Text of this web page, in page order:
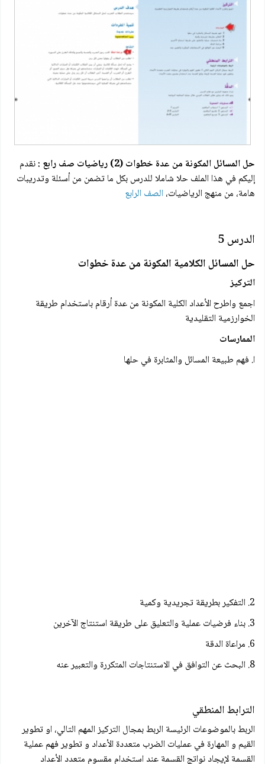
حل المسائل المكونة من عدة خطوات (2) رياضيات صف رابع :
نقدم
إليكم في هذا الملف حلا شاملا للدرس بكل ما تضمن من أسئلة وتدريبات
هامة، من منهج الرياضيات، الصف الرابع
الدرس 5
حل المسائل الكلامية المكونة من عدة خطوات
التركيز
اجمع واطرح الأعداد الكلية المكونة من عدة أرقام باستخدام طريقة
الخوارزمية التقليدية
الممارسات
ا. فهم طبيعة المسائل والمثابرة في حلها
2. التفكير بطريقة تجريدية وكمية
3. بناء فرضیات عملية والتعليق على طريقة استنتاج الآخرين
6. مراعاة الدقة
8. البحث عن التوافق في الاستنتاجات المتكررة والتعبير عنه
الترابط المنطقي
الربط بالموضوعات الرئيسة الربط بمجال التركيز المهم التالي، او تطوير
القيم و المهارة في عمليات الضرب متعددة الأعداد و تطوير فهم عملية
القسمة لإيجاد نواتج القسمة عند استخدام مقسوم متعدد الأعداد